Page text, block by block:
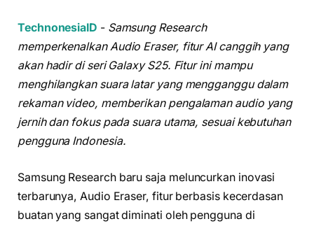
TechnonesiaID - Samsung Research
memperkenalkan Audio Eraser, fitur AI canggih yang
akan hadir di seri Galaxy S25. Fitur ini mampu
menghilangkan suara latar yang mengganggu dalam
rekaman video, memberikan pengalaman audio yang
jernih dan fokus pada suara utama, sesuai kebutuhan
pengguna Indonesia.
Samsung Research baru saja meluncurkan inovasi
terbarunya, Audio Eraser, fitur berbasis kecerdasan
buatan yang sangat diminati oleh pengguna di